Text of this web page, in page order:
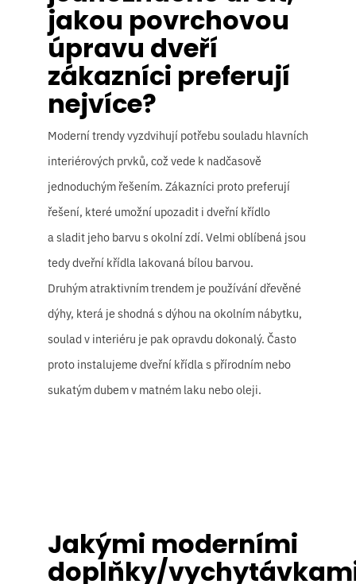
jakou povrchovou
úpravu dveří
zákazníci preferují
nejvíce?
Moderní trendy vyzdvihují potřebu souladu hlavních
interiérových prvků, což vede k nadčasově
jednoduchým řešením. Zákazníci proto preferují
řešení, které umožní upozadit i dveřní křídlo
a sladit jeho barvu s okolní zdí. Velmi oblíbená jsou
tedy dveřní křídla lakovaná bílou barvou.
Druhým atraktivním trendem je používání dřevěné
dýhy, která je shodná s dýhou na okolním nábytku,
soulad v interiéru je pak opravdu dokonalý. Často
proto instalujeme dveřní křídla s přírodním nebo
sukatým dubem v matném laku nebo oleji.
Jakými moderními
doplňky/